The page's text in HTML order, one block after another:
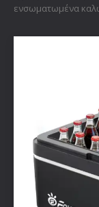
ενσωματωμένα